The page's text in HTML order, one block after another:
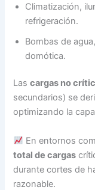
Climatización,
refrigeración.
Bombas de
domótica.
Lascargas no
secundarios) se
optimizando la
En entornos
total de cargas
durante cortes de
razonable.